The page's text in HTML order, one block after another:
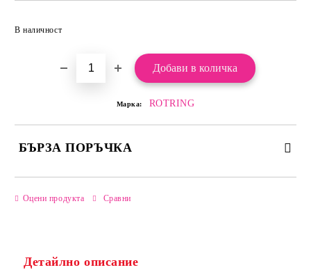
В наличност
Марка: ROTRING
БЪРЗА ПОРЪЧКА
Ние ще се свържем с вас в рамките на работния ден.
Оцени продукта Сравни
Детайлно описание